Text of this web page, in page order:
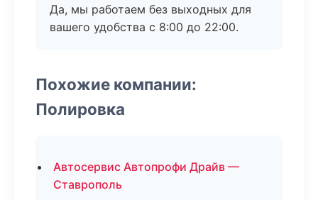
Да, мы работаем без выходных для
вашего удобства с 8:00 до 22:00.
Похожие компании:
Полировка
Автосервис Автопрофи Драйв —
Ставрополь